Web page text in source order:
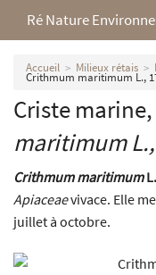
Ré Nature
L’association
Milieux rétais
Nos parutions
Accueil Milieux rétais
Crithmum maritimum L.,
Criste
maritimum
Crithmum maritimum
Apiaceaevivace. Elle
juillet à octobre.